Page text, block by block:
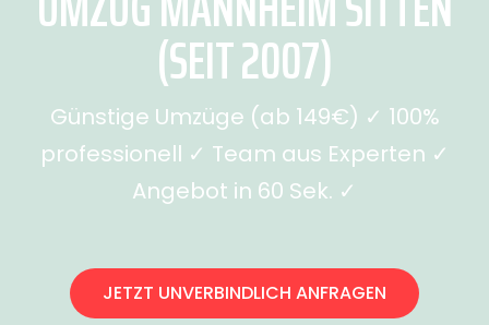
(SEIT 2007)
Günstige Umzüge (ab 149€) ✓ 100%
professionell ✓ Team aus Experten ✓
Angebot in 60 Sek. ✓
JETZT UNVERBINDLICH ANFRAGEN